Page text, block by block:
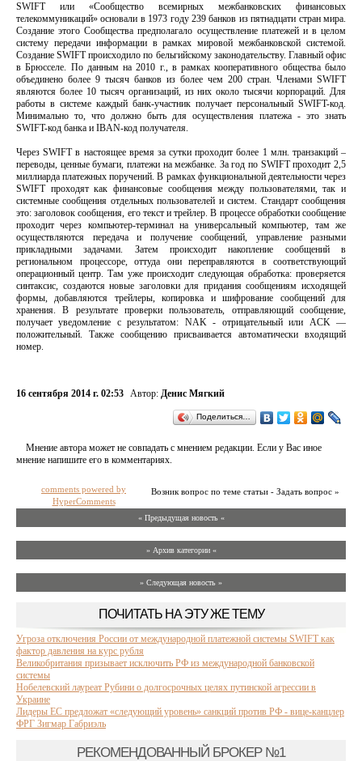
SWIFT или «Сообщество всемирных межбанковских финансовых
телекоммуникаций» основали в 1973 году 239 банков из пятнадцати стран мира.
Создание этого Сообщества предполагало осуществление платежей и в целом
систему передачи информации в рамках мировой межбанковской системой.
Создание SWIFT происходило по бельгийскому законодательству. Главный офис
в Брюсселе. По данным на 2010 г., в рамках кооперативного общества было
объединено более 9 тысяч банков из более чем 200 стран. Членами SWIFT
являются более 10 тысяч организаций, из них около тысячи корпораций. Для
работы в системе каждый банк-участник получает персональный SWIFT-код.
Минимально то, что должно быть для осуществления платежа - это знать
SWIFT-код банка и IBAN-код получателя.
Через SWIFT в настоящее время за сутки проходит более 1 млн. транзакций –
переводы, ценные бумаги, платежи на межбанке. За год по SWIFT проходит 2,5
миллиарда платежных поручений. В рамках функциональной деятельности через
SWIFT проходят как финансовые сообщения между пользователями, так и
системные сообщения отдельных пользователей и систем. Стандарт сообщения
это: заголовок сообщения, его текст и трейлер. В процессе обработки сообщение
проходит через компьютер-терминал на универсальный компьютер, там же
осуществляются передача и получение сообщений, управление разными
прикладными задачами. Затем происходит накопление сообщений в
региональном процессоре, оттуда они переправляются в соответствующий
операционный центр. Там уже происходит следующая обработка: проверяется
синтаксис, создаются новые заголовки для придания сообщениям исходящей
формы, добавляются трейлеры, копировка и шифрование сообщений для
хранения. В результате проверки пользователь, отправляющий сообщение,
получает уведомление с результатом: NAK - отрицательный или ACK —
положительный. Также сообщению присваивается автоматически входящий
номер.
16 сентября 2014 г. 02:53 Автор: Денис Мягкий
Поделиться…
Мнение автора может не совпадать с мнением редакции. Если у Вас иное
мнение напишите его в комментариях.
Возник вопрос по теме статьи - Задать вопрос »
comments powered by
HyperComments
« Предыдущая новость «
» Архив категории «
» Следующая новость »
ПОЧИТАТЬ НА ЭТУ ЖЕ ТЕМУ
Угроза отключения России от международной платежной системы SWIFT как
фактор давления на курс рубля
Великобритания призывает исключить РФ из международной банковской
системы
Нобелевский лауреат Рубини о долгосрочных целях путинской агрессии в
Украине
Лидеры ЕС предложат «следующий уровень» санкций против РФ - вице-канцлер
ФРГ Зигмар Габриэль
РЕКОМЕНДОВАННЫЙ БРОКЕР №1